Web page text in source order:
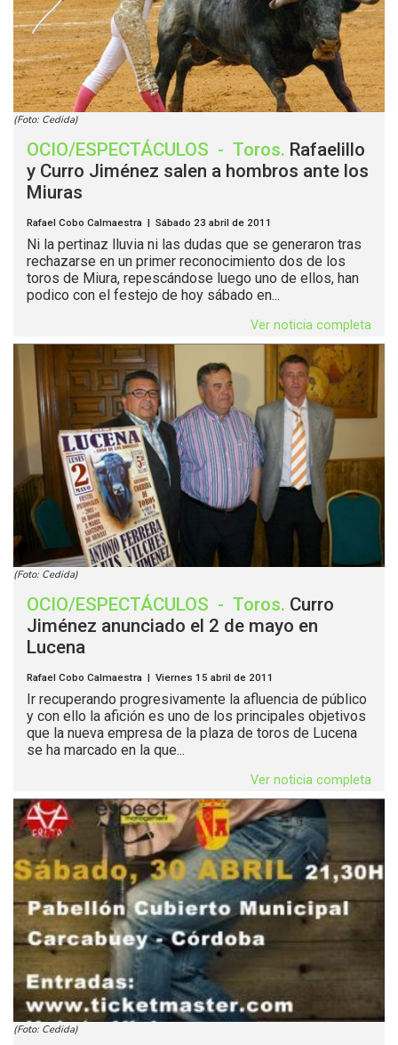
(Foto: Cedida)
OCIO/ESPECTÁCULOS - Toros. Rafaelillo
y Curro Jiménez salen a hombros ante los
Miuras
Rafael Cobo Calmaestra | Sábado 23 abril de 2011
Ni la pertinaz lluvia ni las dudas que se generaron tras
rechazarse en un primer reconocimiento dos de los
toros de Miura, repescándose luego uno de ellos, han
podico con el festejo de hoy sábado en...
Ver noticia completa
(Foto: Cedida)
OCIO/ESPECTÁCULOS - Toros. Curro
Jiménez anunciado el 2 de mayo en
Lucena
Rafael Cobo Calmaestra | Viernes 15 abril de 2011
Ir recuperando progresivamente la afluencia de público
y con ello la afición es uno de los principales objetivos
que la nueva empresa de la plaza de toros de Lucena
se ha marcado en la que...
Ver noticia completa
(Foto: Cedida)